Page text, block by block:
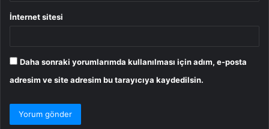
İnternet sitesi
Daha sonraki yorumlarımda kullanılması için adım, e-posta
adresim ve site adresim bu tarayıcıya kaydedilsin.